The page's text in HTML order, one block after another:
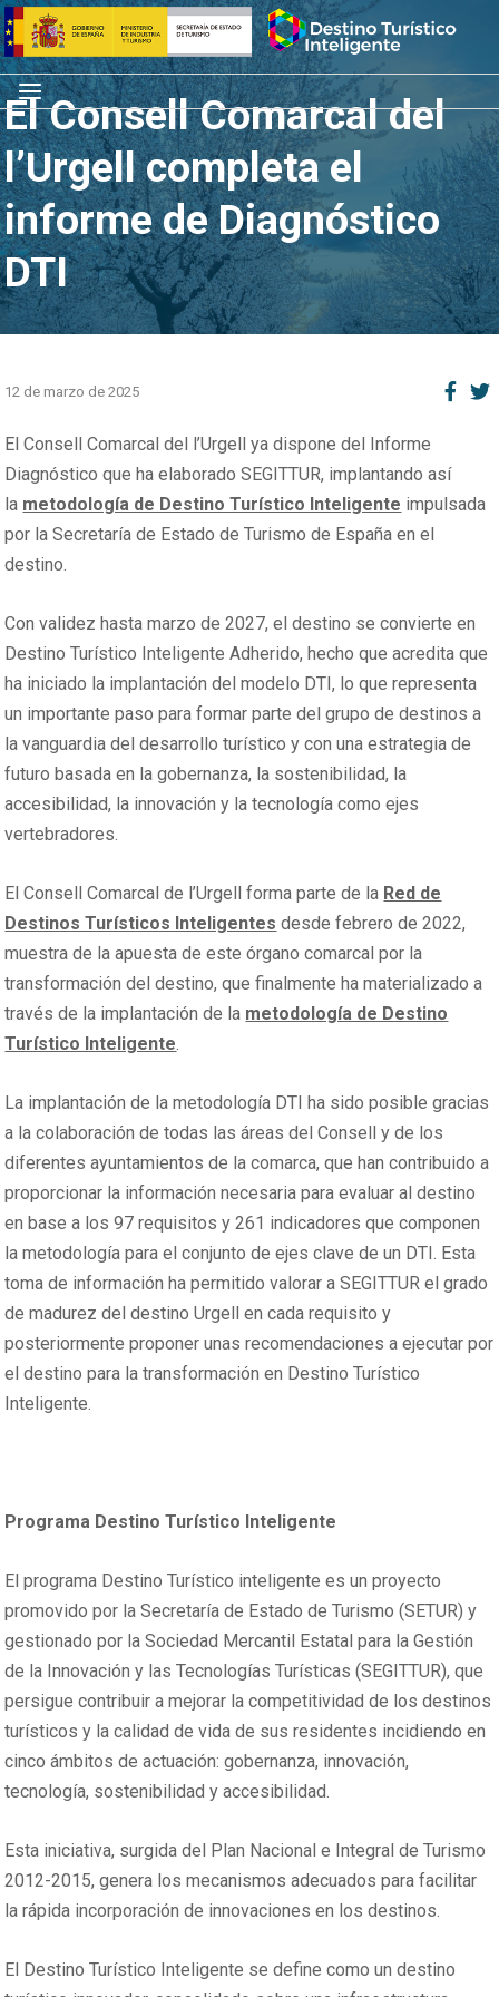
Saltar
al
contenido
Inicio
Menú
El Consell Comarcal del
l’Urgell completa el
informe de Diagnóstico
DTI
12 de marzo de 2025
El Consell Comarcal del l’Urgell ya dispone del Informe
Diagnóstico que ha elaborado SEGITTUR, implantando así
la metodología de Destino Turístico Inteligente impulsada
por la Secretaría de Estado de Turismo de España en el
destino.
Con validez hasta marzo de 2027, el destino se convierte en
Destino Turístico Inteligente Adherido, hecho que acredita que
ha iniciado la implantación del modelo DTI, lo que representa
un importante paso para formar parte del grupo de destinos a
la vanguardia del desarrollo turístico y con una estrategia de
futuro basada en la gobernanza, la sostenibilidad, la
accesibilidad, la innovación y la tecnología como ejes
vertebradores.
El Consell Comarcal de l’Urgell forma parte de la Red de
Destinos Turísticos Inteligentes desde febrero de 2022,
muestra de la apuesta de este órgano comarcal por la
transformación del destino, que finalmente ha materializado a
través de la implantación de la metodología de Destino
Turístico Inteligente.
La implantación de la metodología DTI ha sido posible gracias
a la colaboración de todas las áreas del Consell y de los
diferentes ayuntamientos de la comarca, que han contribuido a
proporcionar la información necesaria para evaluar al destino
en base a los 97 requisitos y 261 indicadores que componen
la metodología para el conjunto de ejes clave de un DTI. Esta
toma de información ha permitido valorar a SEGITTUR el grado
de madurez del destino Urgell en cada requisito y
posteriormente proponer unas recomendaciones a ejecutar por
el destino para la transformación en Destino Turístico
Inteligente.
Programa Destino Turístico Inteligente
El programa Destino Turístico inteligente es un proyecto
promovido por la Secretaría de Estado de Turismo (SETUR) y
gestionado por la Sociedad Mercantil Estatal para la Gestión
de la Innovación y las Tecnologías Turísticas (SEGITTUR), que
persigue contribuir a mejorar la competitividad de los destinos
turísticos y la calidad de vida de sus residentes incidiendo en
cinco ámbitos de actuación: gobernanza, innovación,
tecnología, sostenibilidad y accesibilidad.
Esta iniciativa, surgida del Plan Nacional e Integral de Turismo
2012-2015, genera los mecanismos adecuados para facilitar
la rápida incorporación de innovaciones en los destinos.
El Destino Turístico Inteligente se define como un destino